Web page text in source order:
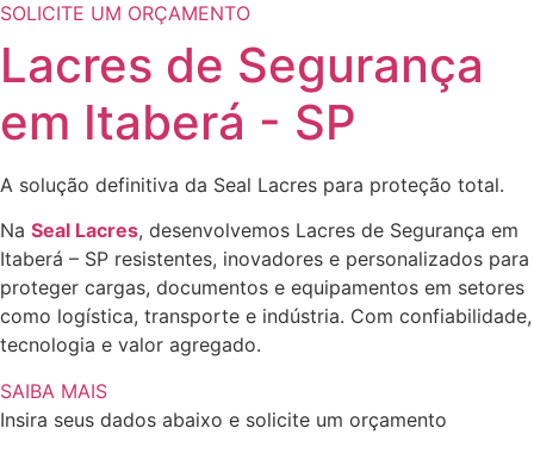
SOLICITE UM ORÇAMENTO
Lacres de Segurança
em Itaberá - SP
A solução definitiva da Seal Lacres para proteção total.
Na Seal Lacres, desenvolvemos Lacres de Segurança em
Itaberá – SP resistentes, inovadores e personalizados para
proteger cargas, documentos e equipamentos em setores
como logística, transporte e indústria. Com confiabilidade,
tecnologia e valor agregado.
SAIBA MAIS
Insira seus dados abaixo e solicite um orçamento